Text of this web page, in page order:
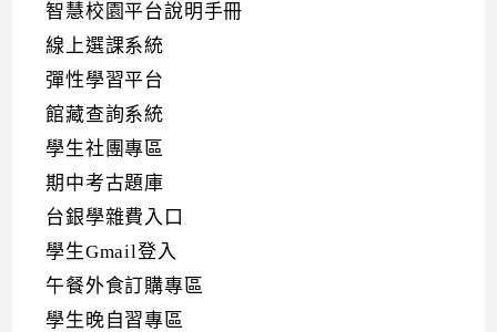
智慧校園平台說明手冊
線上選課系統
彈性學習平台
館藏查詢系統
學生社團專區
期中考古題庫
台銀學雜費入口
學生Gmail登入
午餐外食訂購專區
學生晚自習專區